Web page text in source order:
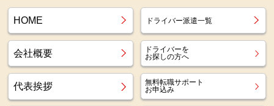
HOME ドライバー派遣一覧
会社概要
ドライバーを
お探しの方へ
代表挨拶
無料転職サポート
お申込み